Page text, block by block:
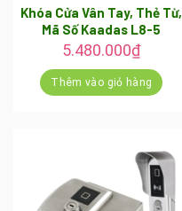
Khóa Cửa Vân Tay, Thẻ Từ,
Mã Số Kaadas L8-5
5.480.000₫
Thêm vào giỏ hàng